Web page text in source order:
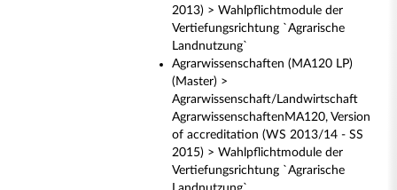
2013) > Wahlpflichtmodule der
Vertiefungsrichtung `Agrarische
Landnutzung`
Agrarwissenschaften (MA120 LP)
(Master) >
Agrarwissenschaft/Landwirtschaft
AgrarwissenschaftenMA120, Version
of accreditation (WS 2013/14 - SS
2015) > Wahlpflichtmodule der
Vertiefungsrichtung `Agrarische